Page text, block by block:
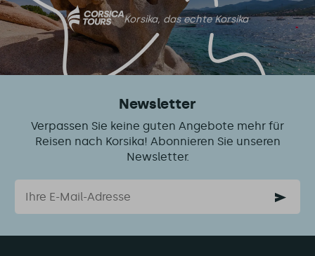
Korsika, das echte Korsika
Newsletter
Verpassen Sie keine guten Angebote mehr für
Reisen nach Korsika! Abonnieren Sie unseren
Newsletter.
Email